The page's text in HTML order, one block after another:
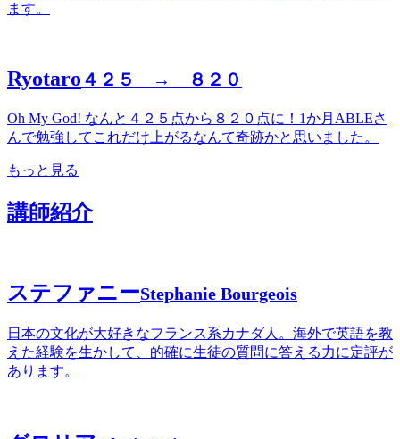
ます。
Ryotaro ４２５ → ８２０
Oh My God! なんと４２５点から８２０点に！1か月ABLEさ
んで勉強してこれだけ上がるなんて奇跡かと思いました。
もっと見る
講師紹介
ステファニーStephanie Bourgeois
日本の文化が大好きなフランス系カナダ人。海外で英語を教
えた経験を生かして、的確に生徒の質問に答える力に定評が
あります。